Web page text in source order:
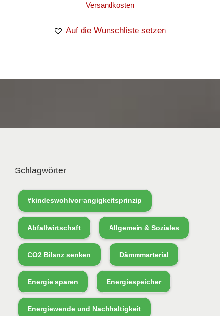
Versandkosten
Auf die Wunschliste setzen
Schlagwörter
#kindeswohlvorrangigkeitsprinzip
Abfallwirtschaft Allgemein & Soziales
CO2 Bilanz senken Dämmmarterial
Energie sparen Energiespeicher
Energiewende und Nachhaltigkeit